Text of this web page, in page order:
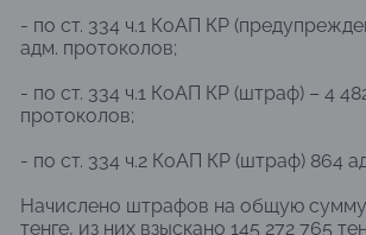
- по ст. 334 ч.1 КоАП КР
адм. протоколов;
- по ст. 334 ч.1 КоАП КР (штраф) – 4
протоколов;
- по ст. 334 ч.2 КоАП КР (штраф) 864
Начислено штрафов на общую сумму
тенге, из них взыскано 145 272 765